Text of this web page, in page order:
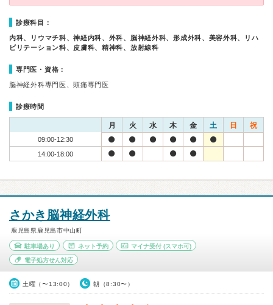
診療科目：
内科、リウマチ科、神経内科、外科、脳神経外科、形成外科、美容外科、リハ
ビリテーション科、皮膚科、精神科、放射線科
専門医・資格：
脳神経外科専門医、頭痛専門医
診療時間
月 火 水 木 金 土 日 祝
09:00-12:30
14:00-18:00
さかき脳神経外科
鹿児島県鹿児島市中山町
駐車場あり ネット予約 マイナ受付 (スマホ可)
電子処方せん対応
土曜（〜13:00） 朝（8:30〜）